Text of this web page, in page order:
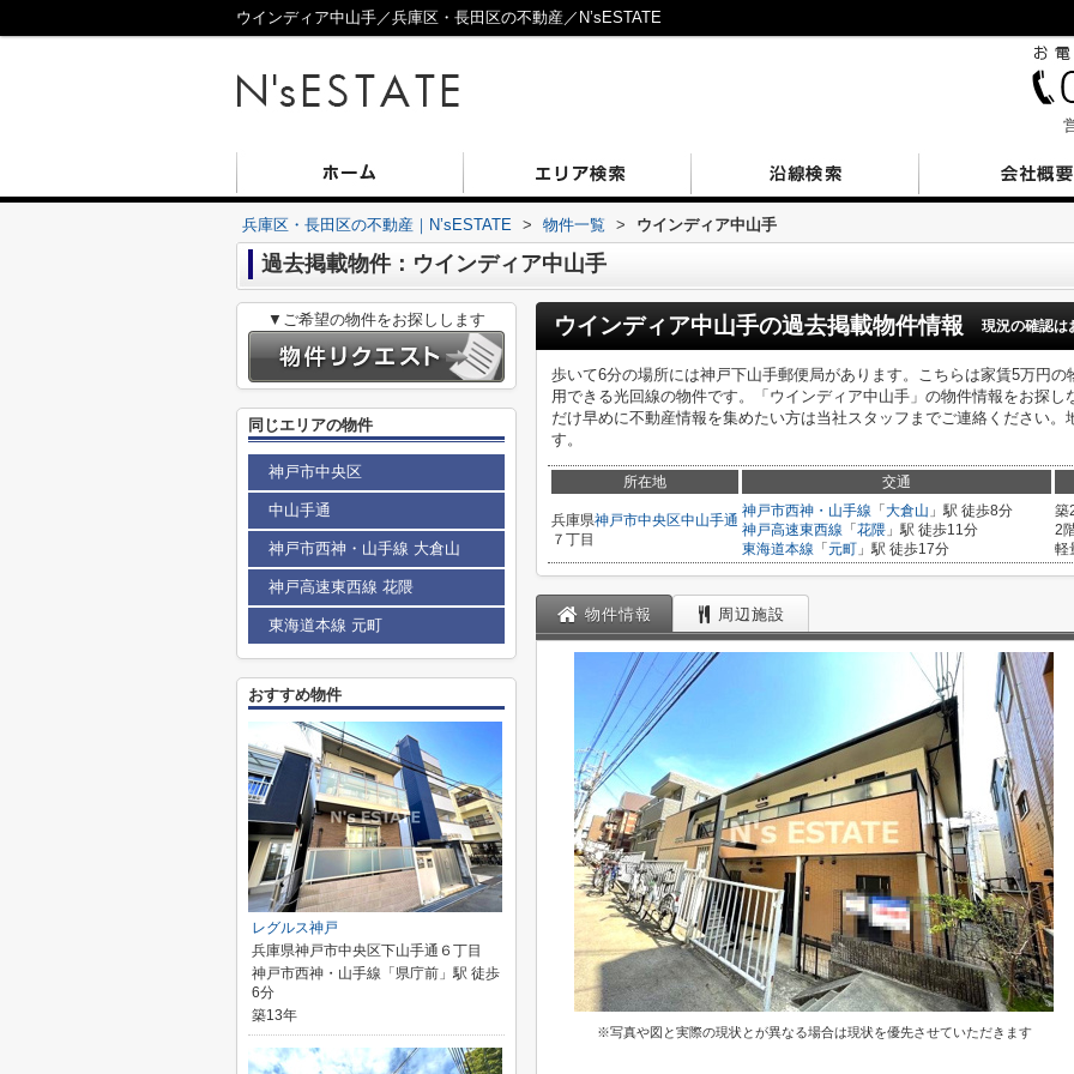
ウインディア中山手／兵庫区・長田区の不動産／N’sESTATE
兵庫区・長田区の不動産｜N’sESTATE > 物件一覧 > ウインディア中山手
過去掲載物件：ウインディア中山手
ウインディア中山手の過去掲載物件情報 現況の確認は
歩いて6分の場所には神戸下山手郵便局があります。こちらは家賃5万円
用できる光回線の物件です。「ウインディア中山手」の物件情報をお探
だけ早めに不動産情報を集めたい方は当社スタッフまでご連絡ください
す。
所在地 交通
兵庫県神戸市中央区中山手通
７丁目
神戸市西神・山手線 「 大倉山 」駅 徒歩8分
神戸高速東西線 「 花隈 」駅 徒歩11分
東海道本線 「 元町 」駅 徒歩17分
築
2
軽
物件情報 周辺施設
※写真や図と実際の現状とが異なる場合は現状を優先させていただきます
▼ご希望の物件をお探しします
同じエリアの物件
神戸市中央区
中山手通
神戸市西神・山手線 大倉山
神戸高速東西線 花隈
東海道本線 元町
おすすめ物件
レグルス神戸
兵庫県神戸市中央区下山手通６丁目
神戸市西神・山手線「県庁前」駅 徒歩
6分
築13年